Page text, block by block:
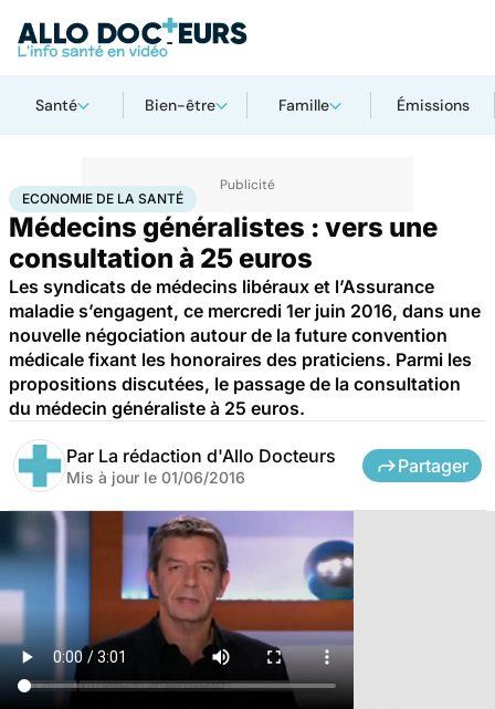
Santé Bien-être Famille Émissions
AccueilSantéSociétéÉconomie Economie de la santé
ECONOMIE DE LA SANTÉ
Médecins généralistes : vers une
consultation à 25 euros
Les syndicats de médecins libéraux et l’Assurance
maladie s’engagent, ce mercredi 1er juin 2016, dans une
nouvelle négociation autour de la future convention
médicale fixant les honoraires des praticiens. Parmi les
propositions discutées, le passage de la consultation
du médecin généraliste à 25 euros.
Par La rédaction d'Allo Docteurs
Mis à jour le 01/06/2016
Partager